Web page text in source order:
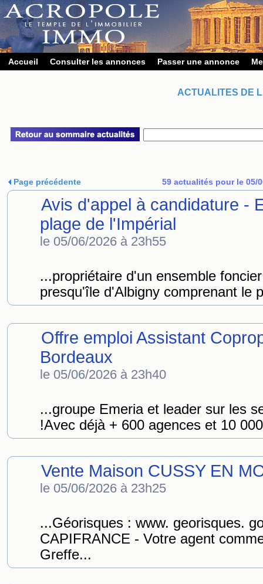
Accueil Consulter les annonces Passer une annonce
ACTUALITES DE
Page précédente 59 actualités pour le 05/
Avis d'appel à candidature -
plage de l'Impérial
le 05/06/2026 à 23h55
...propriétaire d'un ensemble
presqu'île d'Albigny comprenant le
Offre emploi Assistant
Bordeaux
le 05/06/2026 à 23h40
...groupe Emeria et leader sur les
!Avec déjà + 600 agences et 10
Vente Maison CUSSY EN
le 05/06/2026 à 23h25
...Géorisques : www. georisques.
CAPIFRANCE - Votre agent
Greffe...